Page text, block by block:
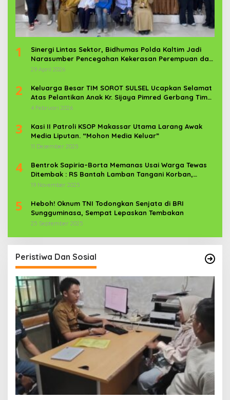
1
Sinergi Lintas Sektor, Bidhumas Polda Kaltim Jadi
Narasumber Pencegahan Kekerasan Perempuan dan
Anak
29 April 2026
2
Keluarga Besar TIM SOROT SULSEL Ucapkan Selamat
Atas Pelantikan Anak Kr. Sijaya Pimred Gerbang Timur
News Com Sebagai Prajurit TNI
4 Februari 2026
3
Kasi II Patroli KSOP Makassar Utama Larang Awak
Media Liputan. “Mohon Media Keluar”
11 Desember 2025
4
Bentrok Sapiria–Borta Memanas Usai Warga Tewas
Ditembak : RS Bantah Lamban Tangani Korban,
Aparat TNI-POLRI Dikerahkan
19 November 2025
5
Heboh! Oknum TNI Todongkan Senjata di BRI
Sungguminasa, Sempat Lepaskan Tembakan
25 September 2025
Peristiwa Dan Sosial